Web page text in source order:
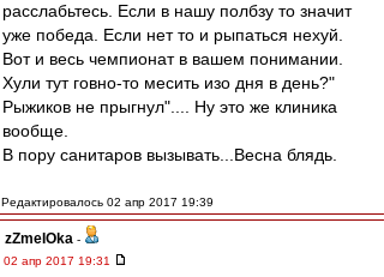
расслабьтесь. Если в нашу полбзу то значит
уже победа. Если нет то и рыпаться нехуй.
Вот и весь чемпионат в вашем понимании.
Хули тут говно-то месить изо дня в день?"
Рыжиков не прыгнул".... Ну это же клиника
вообще.
В пору санитаров вызывать...Весна блядь.
Редактировалось 02 апр 2017 19:39
zZmeIOka -
02 апр 2017 19:31